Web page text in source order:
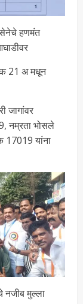
हणमंत
21 अ मधून
जागांवर
नम्रता भोसले
17019 यांना
नजीब मुल्ला